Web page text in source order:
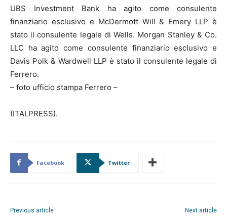
UBS Investment Bank ha agito come consulente
finanziario esclusivo e McDermott Will & Emery LLP è
stato il consulente legale di Wells. Morgan Stanley & Co.
LLC ha agito come consulente finanziario esclusivo e
Davis Polk & Wardwell LLP è stato il consulente legale di
Ferrero.
– foto ufficio stampa Ferrero –
(ITALPRESS).
Facebook Twitter
Previous article Next article